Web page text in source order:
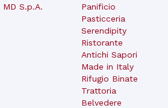
MD S.p.A.
Panificio
Pasticceria
Serendipity
Ristorante
Antichi Sapori
Made in Italy
Rifugio Binate
Trattoria
Belvedere